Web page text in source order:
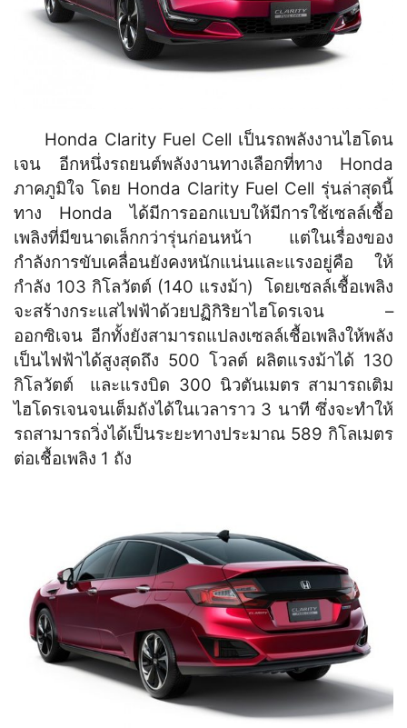
Honda Clarity Fuel Cell เป็นรถพลังงานไฮโดน
เจน อีกหนึ่งรถยนต์พลังงานทางเลือกที่ทาง Honda
ภาคภูมิใจ โดย Honda Clarity Fuel Cell รุ่นล่าสุดนี้
ทาง Honda ได้มีการออกแบบให้มีการใช้เซลล์เชื้อ
เพลิงที่มีขนาดเล็กกว่ารุ่นก่อนหน้า แต่ในเรื่องของ
กำลังการขับเคลื่อนยังคงหนักแน่นและแรงอยู่คือ ให้
กำลัง 103 กิโลวัตต์ (140 แรงม้า) โดยเซลล์เชื้อเพลิง
จะสร้างกระแสไฟฟ้าด้วยปฏิกิริยาไฮโดรเจน –
ออกซิเจน อีกทั้งยังสามารถแปลงเซลล์เชื้อเพลิงให้พลัง
เป็นไฟฟ้าได้สูงสุดถึง 500 โวลต์ ผลิตแรงม้าได้ 130
กิโลวัตต์ และแรงบิด 300 นิวตันเมตร สามารถเติม
ไฮโดรเจนจนเต็มถังได้ในเวลาราว 3 นาที ซึ่งจะทำให้
รถสามารถวิ่งได้เป็นระยะทางประมาณ 589 กิโลเมตร
ต่อเชื้อเพลิง 1 ถัง